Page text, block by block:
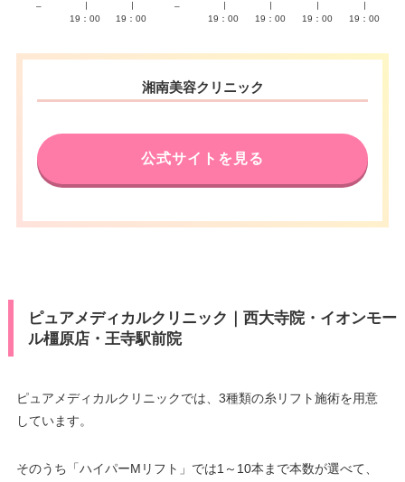
–
19：00
19：00
–
19：00
19：00
19：00
19：00
湘南美容クリニック
公式サイトを見る
ピュアメディカルクリニック｜西大寺院・イオンモー
ル橿原店・王寺駅前院
ピュアメディカルクリニックでは、3種類の糸リフト施術を用意
しています。
そのうち「ハイパーMリフト」では1～10本まで本数が選べて、